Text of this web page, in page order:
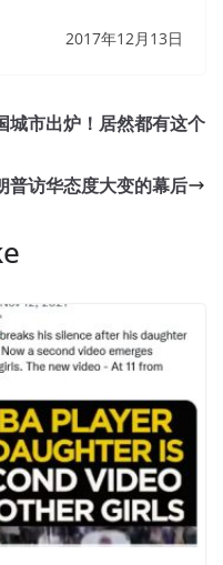
2017年12月13日
城市出炉！居然都有这个
普访华态度大变的幕后